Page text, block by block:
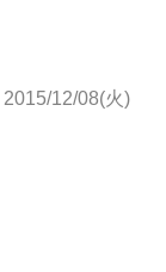
2015/12/08(火)